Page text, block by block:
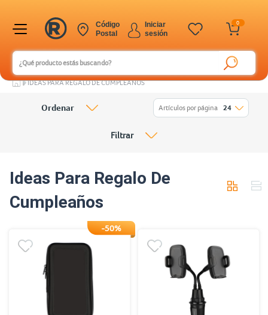
0
Iniciar
sesión
Código
Postal
IDEAS PARA REGALO DE CUMPLEAÑOS
Ideas Para Regalo De
Cumpleaños
Ordenar Artículos por página 24
Filtrar
-50%